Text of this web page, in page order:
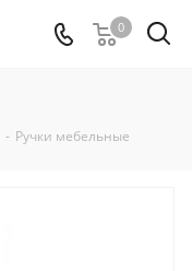
0
- Ручки мебельные